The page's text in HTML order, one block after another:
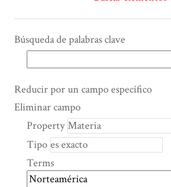
Búsqueda de palabras clave
Number
rows
"Reducir
por
Reducir por un campo específico
Search Property
Tipo de búsqueda
Términos de búsqueda
Ensamblador de Búsqueda
Eliminar campo
Property
Tipo
Terms